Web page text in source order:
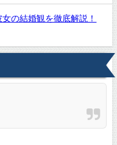
の結婚観を徹底解説！